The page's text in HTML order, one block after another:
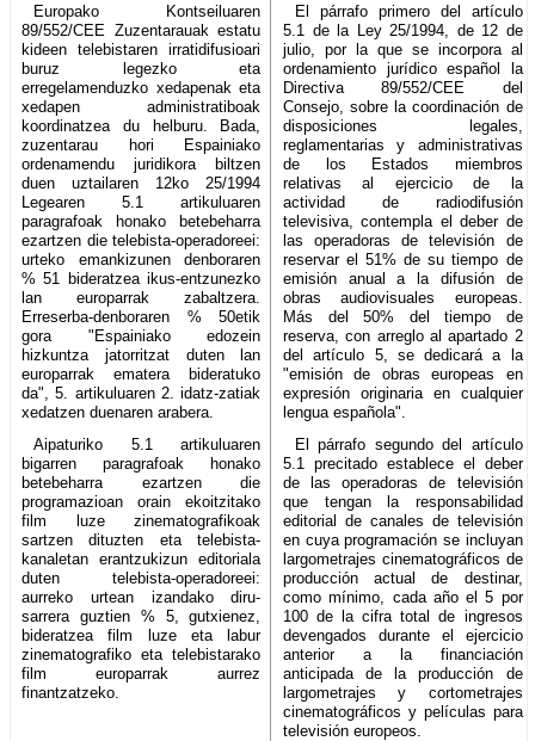
Europako Kontseiluaren
89/552/CEE Zuzentarauak estatu
kideen telebistaren irratidifusioari
buruz legezko eta
erregelamenduzko xedapenak eta
xedapen administratiboak
koordinatzea du helburu. Bada,
zuzentarau hori Espainiako
ordenamendu juridikora biltzen
duen uztailaren 12ko 25/1994
Legearen 5.1 artikuluaren
paragrafoak honako betebeharra
ezartzen die telebista-operadoreei:
urteko emankizunen denboraren
% 51 bideratzea ikus-entzunezko
lan europarrak zabaltzera.
Erreserba-denboraren % 50etik
gora "Espainiako edozein
hizkuntza jatorritzat duten lan
europarrak ematera bideratuko
da", 5. artikuluaren 2. idatz-zatiak
xedatzen duenaren arabera.
El párrafo primero del artículo
5.1 de la Ley 25/1994, de 12 de
julio, por la que se incorpora al
ordenamiento jurídico español la
Directiva 89/552/CEE del
Consejo, sobre la coordinación de
disposiciones legales,
reglamentarias y administrativas
de los Estados miembros
relativas al ejercicio de la
actividad de radiodifusión
televisiva, contempla el deber de
las operadoras de televisión de
reservar el 51% de su tiempo de
emisión anual a la difusión de
obras audiovisuales europeas.
Más del 50% del tiempo de
reserva, con arreglo al apartado 2
del artículo 5, se dedicará a la
"emisión de obras europeas en
expresión originaria en cualquier
lengua española".
Aipaturiko 5.1 artikuluaren
bigarren paragrafoak honako
betebeharra ezartzen die
programazioan orain ekoitzitako
film luze zinematografikoak
sartzen dituzten eta telebista-
kanaletan erantzukizun editoriala
duten telebista-operadoreei:
aurreko urtean izandako diru-
sarrera guztien % 5, gutxienez,
bideratzea film luze eta labur
zinematografiko eta telebistarako
film europarrak aurrez
finantzatzeko.
El párrafo segundo del artículo
5.1 precitado establece el deber
de las operadoras de televisión
que tengan la responsabilidad
editorial de canales de televisión
en cuya programación se incluyan
largometrajes cinematográficos de
producción actual de destinar,
como mínimo, cada año el 5 por
100 de la cifra total de ingresos
devengados durante el ejercicio
anterior a la financiación
anticipada de la producción de
largometrajes y cortometrajes
cinematográficos y películas para
televisión europeos.